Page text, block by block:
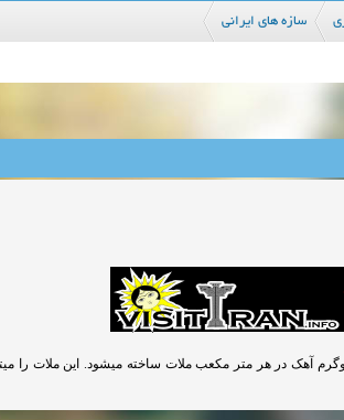
سازه های ایرانی
که به نام ملات حرامزاده معروف است از 100 کیلوگرم سیمان و 125 کیلوگرم آهک در هر متر مکعب ملات ساخته میشود.